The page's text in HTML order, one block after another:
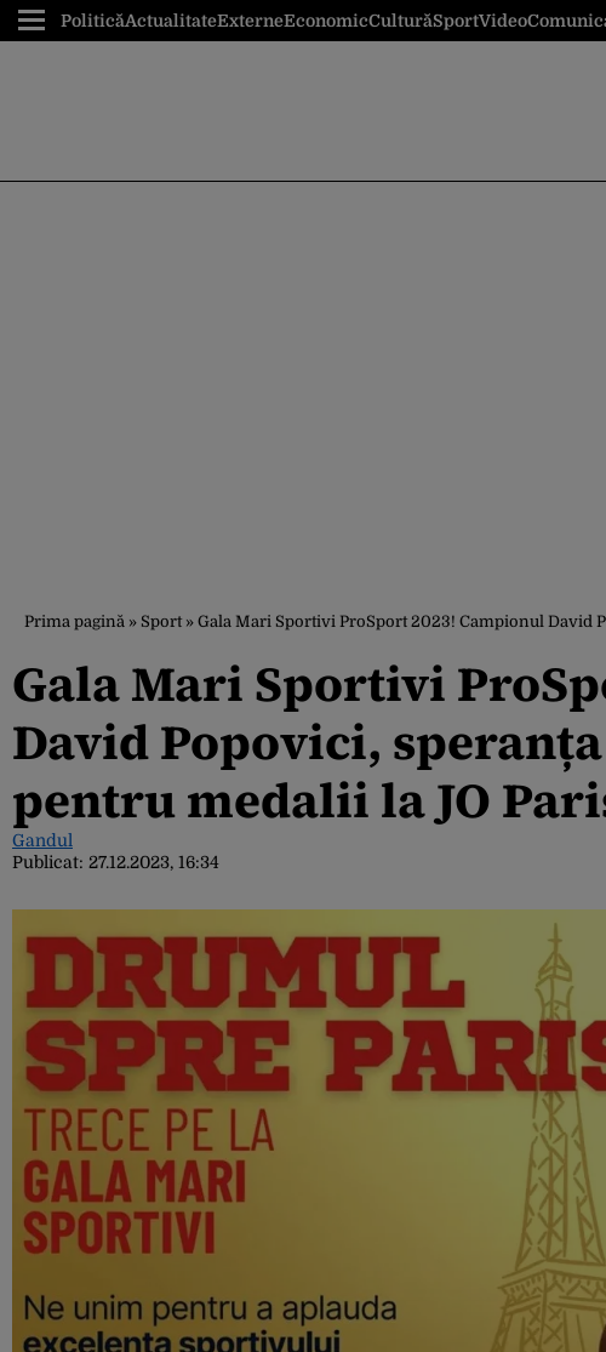
PoliticăActualitateExterneEconomicCulturăSportVideo
Prima pagină » Sport» Gala Mari Sportivi ProSport 2023! Campionul David
Gala Mari Sportivi
David Popovici,
pentru medalii la JO
Gandul
Publicat: 27.12.2023, 16:34